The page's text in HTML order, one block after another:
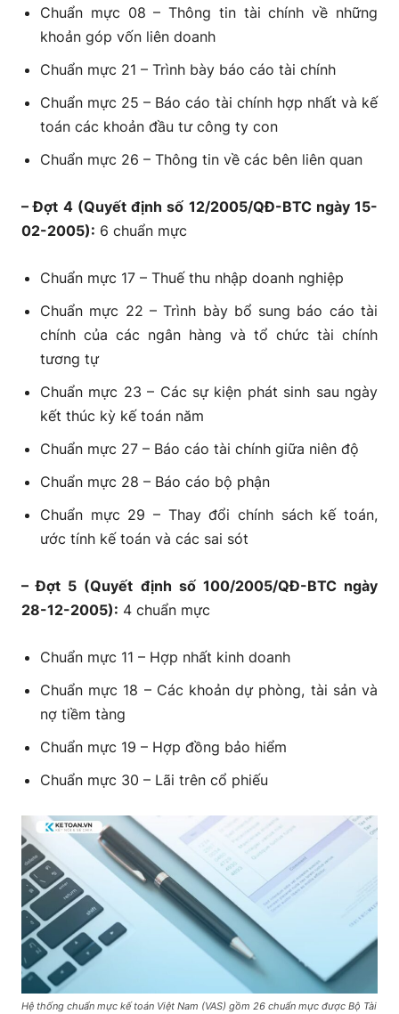
VAS 28 – Báo cáo bộ phận
VAS 29 – Thay đổi chính sách kế toán, ước
tính kế toán và các sai sót
VAS 30 – Lãi trên cổ phiếu
Chuẩn mực 08 – Thông tin tài chính về những
khoản góp vốn liên doanh
Chuẩn mực 21 – Trình bày báo cáo tài chính
Chuẩn mực 25 – Báo cáo tài chính hợp nhất và kế
toán các khoản đầu tư công ty con
Chuẩn mực 26 – Thông tin về các bên liên quan
– Đợt 4 (Quyết định số 12/2005/QĐ-BTC ngày 15-
02-2005): 6 chuẩn mực
Chuẩn mực 17 – Thuế thu nhập doanh nghiệp
Chuẩn mực 22 – Trình bày bổ sung báo cáo tài
chính của các ngân hàng và tổ chức tài chính
tương tự
Chuẩn mực 23 – Các sự kiện phát sinh sau ngày
kết thúc kỳ kế toán năm
Chuẩn mực 27 – Báo cáo tài chính giữa niên độ
Chuẩn mực 28 – Báo cáo bộ phận
Chuẩn mực 29 – Thay đổi chính sách kế toán,
ước tính kế toán và các sai sót
– Đợt 5 (Quyết định số 100/2005/QĐ-BTC ngày
28-12-2005): 4 chuẩn mực
Chuẩn mực 11 – Hợp nhất kinh doanh
Chuẩn mực 18 – Các khoản dự phòng, tài sản và
nợ tiềm tàng
Chuẩn mực 19 – Hợp đồng bảo hiểm
Chuẩn mực 30 – Lãi trên cổ phiếu
Hệ thống chuẩn mực kế toán Việt Nam (VAS) gồm 26 chuẩn mực được Bộ Tài